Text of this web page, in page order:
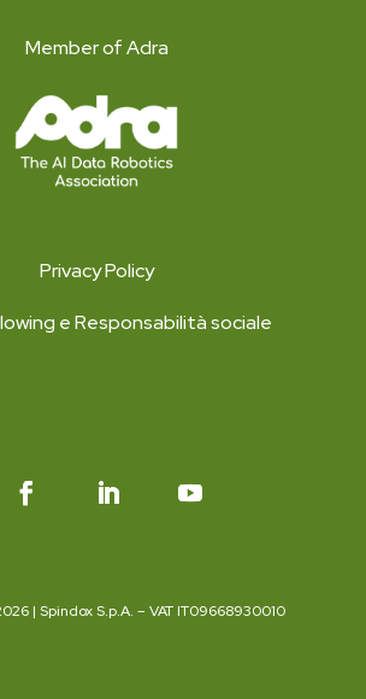
Member of Adra
Privacy Policy
e Responsabilità sociale
| Spindox S.p.A. – VAT IT09668930010